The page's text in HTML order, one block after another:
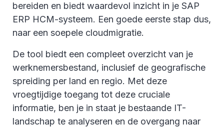
bereiden en biedt waardevol inzicht in je SAP
ERP HCM-systeem. Een goede eerste stap dus,
naar een soepele cloudmigratie.
De tool biedt een compleet overzicht van je
werknemersbestand, inclusief de geografische
spreiding per land en regio. Met deze
vroegtijdige toegang tot deze cruciale
informatie, ben je in staat je bestaande IT-
landschap te analyseren en de overgang naar